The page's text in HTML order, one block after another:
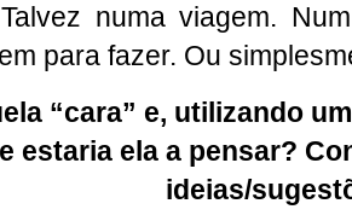
numa viagem.
para fazer. Ou
“cara” e, utilizando
estaria ela a pensar?
ideias/